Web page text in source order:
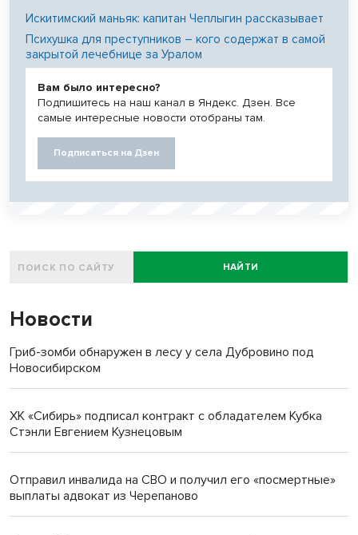
Искитимский маньяк: капитан Чеплыгин рассказывает
Психушка для преступников – кого содержат в самой
закрытой лечебнице за Уралом
Вам было интересно?
Подпишитесь на наш канал в Яндекс. Дзен. Все
самые интересные новости отобраны там.
Подписаться на Дзен
НАЙТИ
Новости
Гриб-зомби обнаружен в лесу у села Дубровино под
Новосибирском
ХК «Сибирь» подписал контракт с обладателем Кубка
Стэнли Евгением Кузнецовым
Отправил инвалида на СВО и получил его «посмертные»
выплаты адвокат из Черепаново